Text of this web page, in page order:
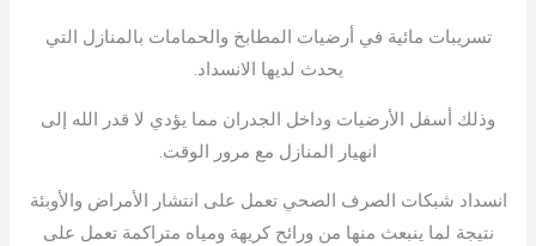
تسريبات مائية في أرضيات المطابخ والحمامات بالمنازل التي
يحدث لديها الانسداد.
وذلك أسفل الأرضيات وداخل الجدران مما يؤدي لا قدر الله إلى
انهيار المنازل مع مرور الوقت.
انسداد شبكات الصرف الصحي تعمل على انتشار الأمراض والأوبئة
نتيجة لما ينبعث منها من ورائح كريهة ومياه متراكمة تعمل على